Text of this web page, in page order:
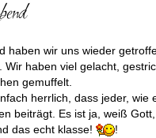
haben wir uns wieder
Wir haben viel gelacht,
gemuffelt.
herrlich, dass jeder, wie
beiträgt. Es ist ja, weiß
das echt klasse!
!